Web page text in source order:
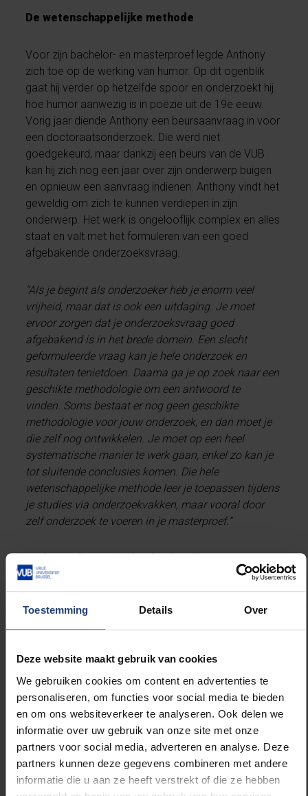
Toestemming Details Over
Deze website maakt gebruik van cookies
We gebruiken cookies om content en advertenties te
personaliseren, om functies voor social media te bieden
en om ons websiteverkeer te analyseren. Ook delen we
informatie over uw gebruik van onze site met onze
partners voor social media, adverteren en analyse. Deze
partners kunnen deze gegevens combineren met andere
informatie die u aan ze heeft verstrekt of die ze hebben
De wetenschappelijke methode
Voor zijn bachelor- en masterproef legde Anthony
zich toe op de werking van humor. Op dit ogenblik
gaat hij verder op hetzelfde spoor en onderzoekt hij
hoe humor aanwezig is in poëzie uit de 19e eeuw.
Vorig jaar diende Anthony een beursaanvraag in voor
een doctoraatsonderzoek. Die werd niet
goedgekeurd, maar dankzij een beurs van de VUB
kan hij zich nog een jaar over zijn onderwerp buigen
en opnieuw een aanvraag indienen. Anthony vindt het
geweldig om zich te kunnen verdiepen in zijn
onderwerp. Het werk is ongelooflijk complex en alles
staat en valt met het formuleren van een goed
afgebakende onderzoeksvraag.
“Als je begint als onderzoeker heb je enorm veel
vrijheid, maar dat is ook een uitdaging. Je moet
ervoor zorgen dat je onderzoeksvraag goed
afgebakend is in het brede domein. Een slecht
geformuleerde vraag kan je hele onderzoek en
resultaten tenietdoen. Daarna ga je op zoek naar een
geschikte methodologie om een antwoord te
vinden. Soms bestaat er nog geen geschikte
methodologie voor jouw onderzoek, en dan moet je
die zelf nog ontwikkelen. Je moet op een heel
systematische manier te werk gaan, enkel zo kan je
tot sluitende conclusies komen. Die hele
wetenschappelijke methode leer je toepassen tijdens
je studies via onderzoekvakken, maar vooral door
zelf onderzoek te voeren in je masterproef.”
Onderzoek voeren doe je niet alleen
Onderzoek voeren mag dan misschien wel eenzaam
lijken, dat is het zeker niet altijd. Als onderzoeker
maak je deel uit van een groot netwerk
en ideeën uitwisselen. Anthony ervaart het als een
uitdaging om te communiceren over zijn
onderzoek met anderen. Hij gaat regelmatig naar
conferenties en krijgt daar de kans om auteurs
van belangrijke wetenschappelijke werken in
levenden lijve te ontmoeten. Dat is een kans die je
volgens hem moet ten volle moet
benutten. Bovendien beklemt Anthony dat
onderzoekers op een bepaalde manier ook